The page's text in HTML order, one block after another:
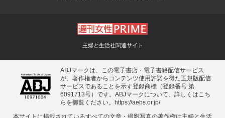
主婦と生活社関連サイト
ABJマークは、この電子書店・電子書籍配信サービス
が、著作権者からコンテンツ使用許諾を得た正規版配信
サービスであることを示す登録商標（登録番号 第
6091713号）です。ABJマークについて、詳しくはこち
らを御覧ください。 https://aebs.or.jp/